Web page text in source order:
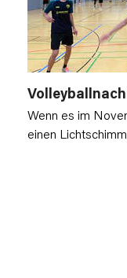
Wenn es im
einen